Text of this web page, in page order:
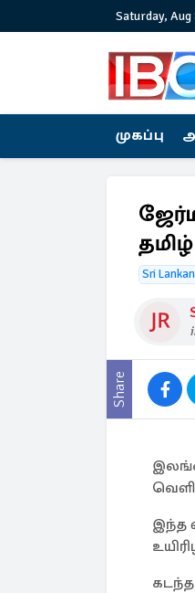
Saturday,
முகப்பு
தமிழ்
Sri
Share
இந்த
கடந்த